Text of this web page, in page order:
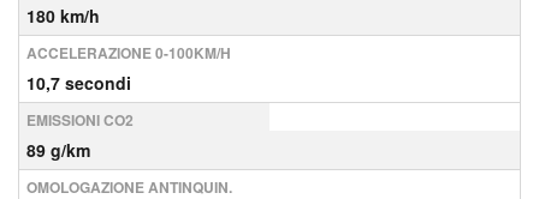
180 km/h
ACCELERAZIONE 0-100KM/H
10,7 secondi
EMISSIONI CO2
89 g/km
OMOLOGAZIONE ANTINQUIN.